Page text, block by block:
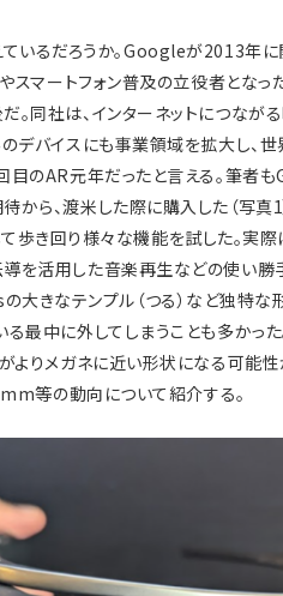
いるだろうか。Googleが2013年
スマートフォン普及の立役者となっ
。同社は、インターネットにつな
のデバイスにも事業領域を拡大し、
目のAR元年だったと言える。筆者
から、渡米した際に購入した（写真
き回り様々な機能を試した。実
を活用した音楽再生などの使い勝
大きなテンプル（つる）など独特な
る最中に外してしまうことも多か
よりメガネに近い形状になる可能
等の動向について紹介する。